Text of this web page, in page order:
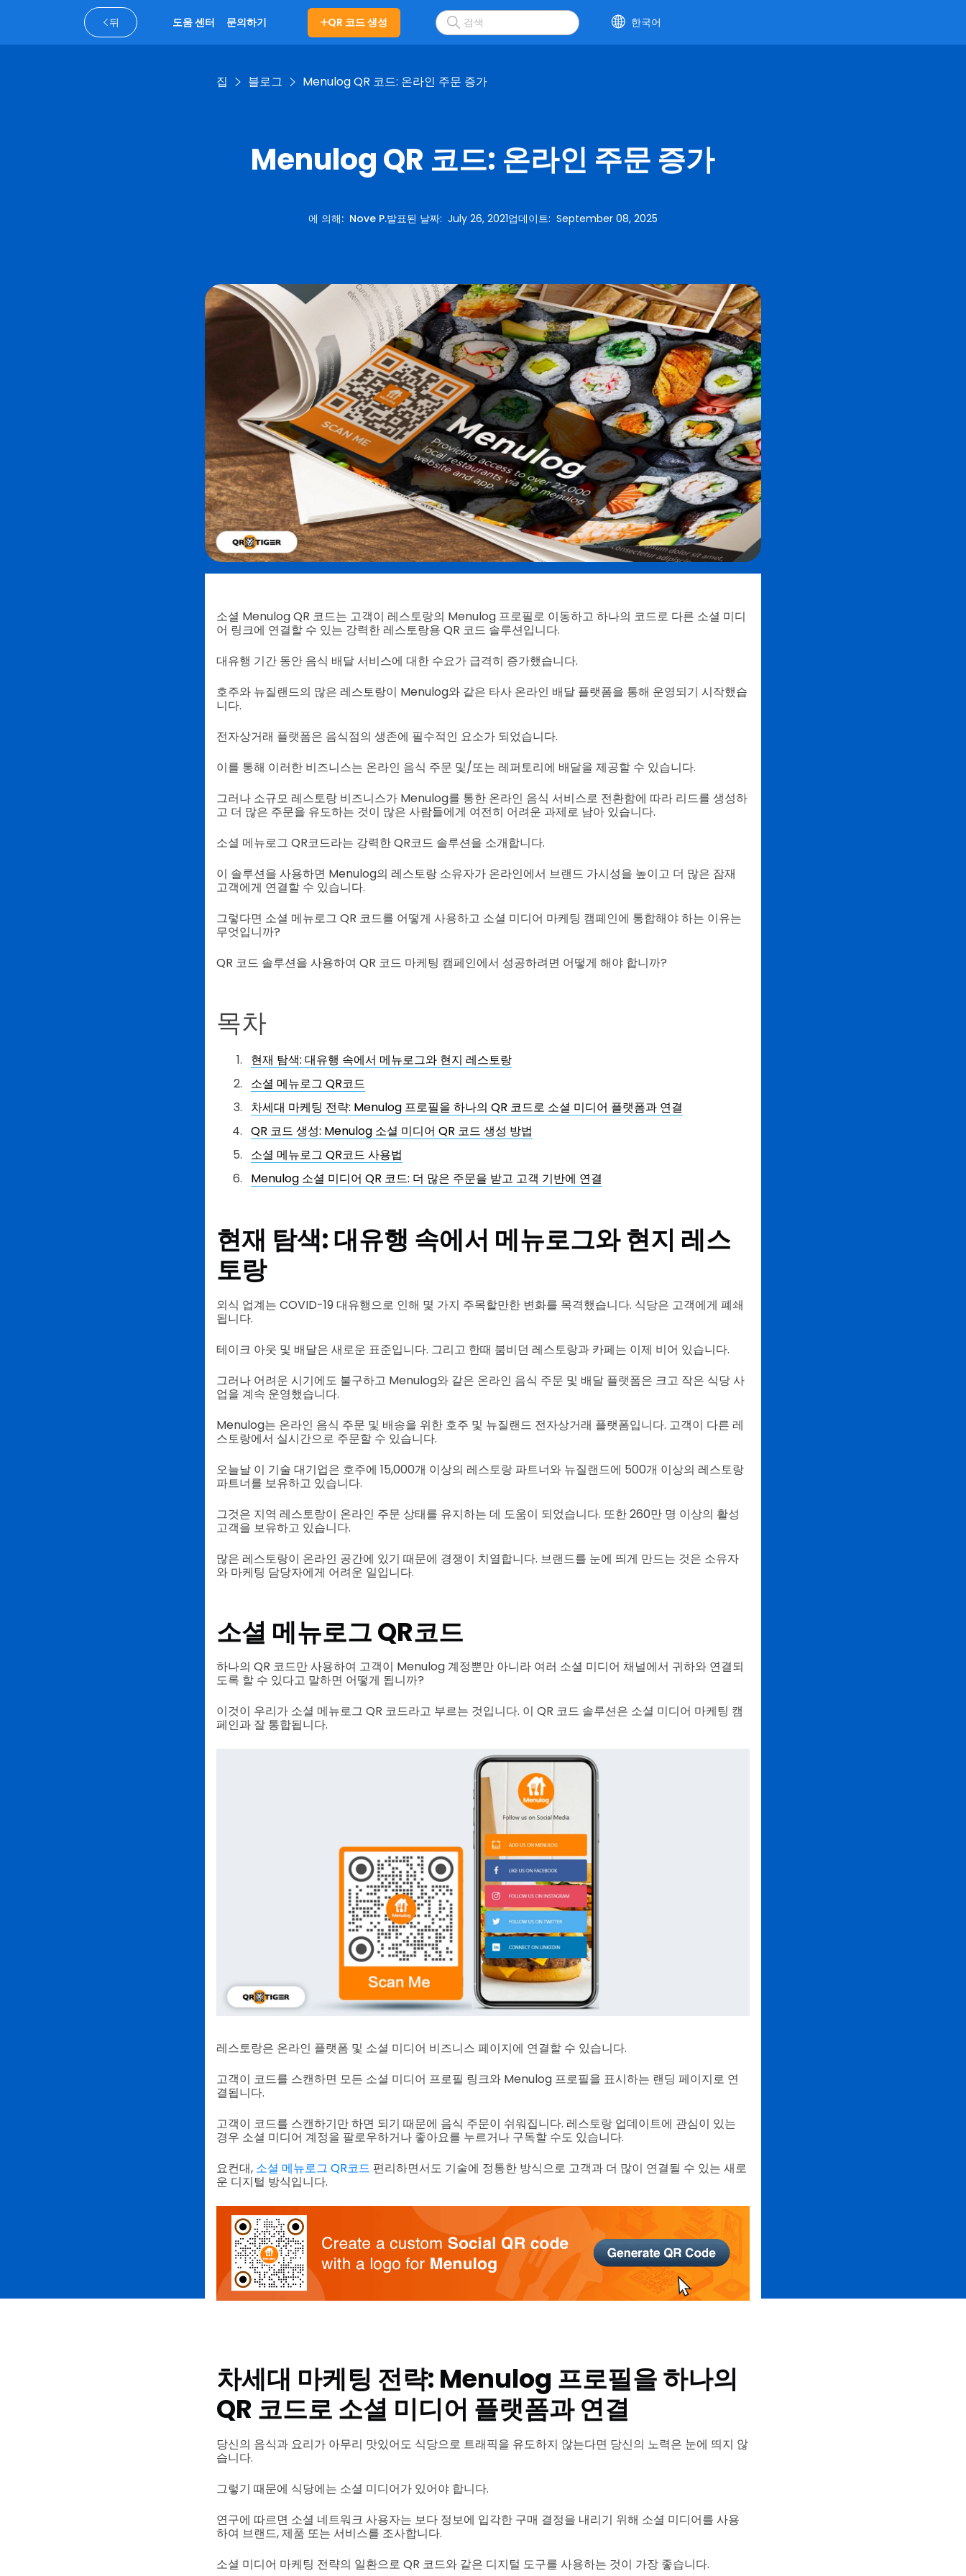
뒤 도움 센터 문의하기 QR 코드 생성 한국어
집 블로그 Menulog QR 코드: 온라인 주문 증가
Menulog QR 코드: 온라인 주문 증가
에 의해: Nove P.발표된 날짜: July 26, 2021업데이트: September 08, 2025
소셜 Menulog QR 코드는 고객이 레스토랑의 Menulog 프로필로 이동하고 하나의 코드로 다른 소셜 미디
어 링크에 연결할 수 있는 강력한 레스토랑용 QR 코드 솔루션입니다.
대유행 기간 동안 음식 배달 서비스에 대한 수요가 급격히 증가했습니다.
호주와 뉴질랜드의 많은 레스토랑이 Menulog와 같은 타사 온라인 배달 플랫폼을 통해 운영되기 시작했습
니다.
전자상거래 플랫폼은 음식점의 생존에 필수적인 요소가 되었습니다.
이를 통해 이러한 비즈니스는 온라인 음식 주문 및/또는 레퍼토리에 배달을 제공할 수 있습니다.
그러나 소규모 레스토랑 비즈니스가 Menulog를 통한 온라인 음식 서비스로 전환함에 따라 리드를 생성하
고 더 많은 주문을 유도하는 것이 많은 사람들에게 여전히 어려운 과제로 남아 있습니다.
소셜 메뉴로그 QR코드라는 강력한 QR코드 솔루션을 소개합니다.
이 솔루션을 사용하면 Menulog의 레스토랑 소유자가 온라인에서 브랜드 가시성을 높이고 더 많은 잠재
고객에게 연결할 수 있습니다.
그렇다면 소셜 메뉴로그 QR 코드를 어떻게 사용하고 소셜 미디어 마케팅 캠페인에 통합해야 하는 이유는
무엇입니까?
QR 코드 솔루션을 사용하여 QR 코드 마케팅 캠페인에서 성공하려면 어떻게 해야 합니까?
목차
현재 탐색: 대유행 속에서 메뉴로그와 현지 레스토랑
소셜 메뉴로그 QR코드
차세대 마케팅 전략: Menulog 프로필을 하나의 QR 코드로 소셜 미디어 플랫폼과 연결
QR 코드 생성: Menulog 소셜 미디어 QR 코드 생성 방법
소셜 메뉴로그 QR코드 사용법
Menulog 소셜 미디어 QR 코드: 더 많은 주문을 받고 고객 기반에 연결
현재 탐색: 대유행 속에서 메뉴로그와 현지 레스
토랑
외식 업계는 COVID-19 대유행으로 인해 몇 가지 주목할만한 변화를 목격했습니다. 식당은 고객에게 폐쇄
됩니다.
테이크 아웃 및 배달은 새로운 표준입니다. 그리고 한때 붐비던 레스토랑과 카페는 이제 비어 있습니다.
그러나 어려운 시기에도 불구하고 Menulog와 같은 온라인 음식 주문 및 배달 플랫폼은 크고 작은 식당 사
업을 계속 운영했습니다.
Menulog는 온라인 음식 주문 및 배송을 위한 호주 및 뉴질랜드 전자상거래 플랫폼입니다. 고객이 다른 레
스토랑에서 실시간으로 주문할 수 있습니다.
오늘날 이 기술 대기업은 호주에 15,000개 이상의 레스토랑 파트너와 뉴질랜드에 500개 이상의 레스토랑
파트너를 보유하고 있습니다.
그것은 지역 레스토랑이 온라인 주문 상태를 유지하는 데 도움이 되었습니다. 또한 260만 명 이상의 활성
고객을 보유하고 있습니다.
많은 레스토랑이 온라인 공간에 있기 때문에 경쟁이 치열합니다. 브랜드를 눈에 띄게 만드는 것은 소유자
와 마케팅 담당자에게 어려운 일입니다.
소셜 메뉴로그 QR코드
하나의 QR 코드만 사용하여 고객이 Menulog 계정뿐만 아니라 여러 소셜 미디어 채널에서 귀하와 연결되
도록 할 수 있다고 말하면 어떻게 됩니까?
이것이 우리가 소셜 메뉴로그 QR 코드라고 부르는 것입니다. 이 QR 코드 솔루션은 소셜 미디어 마케팅 캠
페인과 잘 통합됩니다.
레스토랑은 온라인 플랫폼 및 소셜 미디어 비즈니스 페이지에 연결할 수 있습니다.
고객이 코드를 스캔하면 모든 소셜 미디어 프로필 링크와 Menulog 프로필을 표시하는 랜딩 페이지로 연
결됩니다.
고객이 코드를 스캔하기만 하면 되기 때문에 음식 주문이 쉬워집니다. 레스토랑 업데이트에 관심이 있는
경우 소셜 미디어 계정을 팔로우하거나 좋아요를 누르거나 구독할 수도 있습니다.
요컨대,소셜 메뉴로그 QR코드 편리하면서도 기술에 정통한 방식으로 고객과 더 많이 연결될 수 있는 새로
운 디지털 방식입니다.
차세대 마케팅 전략: Menulog 프로필을 하나의
QR 코드로 소셜 미디어 플랫폼과 연결
당신의 음식과 요리가 아무리 맛있어도 식당으로 트래픽을 유도하지 않는다면 당신의 노력은 눈에 띄지 않
습니다.
그렇기 때문에 식당에는 소셜 미디어가 있어야 합니다.
연구에 따르면 소셜 네트워크 사용자는 보다 정보에 입각한 구매 결정을 내리기 위해 소셜 미디어를 사용
하여 브랜드, 제품 또는 서비스를 조사합니다.
소셜 미디어 마케팅 전략의 일환으로 QR 코드와 같은 디지털 도구를 사용하는 것이 가장 좋습니다.